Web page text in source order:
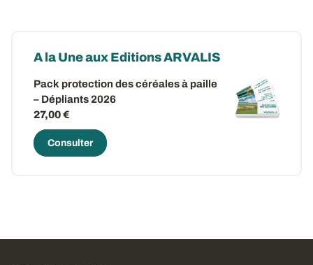
A la Une aux Editions ARVALIS
Pack protection des céréales à paille
– Dépliants 2026
27,00 €
Consulter